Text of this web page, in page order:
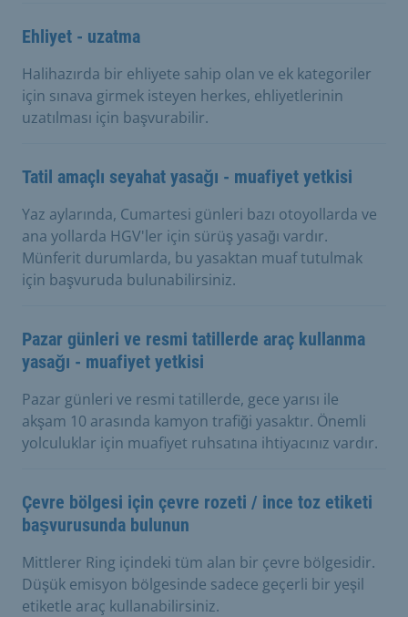
Ehliyet - uzatma
Halihazırda bir ehliyete sahip olan ve ek kategoriler
için sınava girmek isteyen herkes, ehliyetlerinin
uzatılması için başvurabilir.
Tatil amaçlı seyahat yasağı - muafiyet yetkisi
Yaz aylarında, Cumartesi günleri bazı otoyollarda ve
ana yollarda HGV'ler için sürüş yasağı vardır.
Münferit durumlarda, bu yasaktan muaf tutulmak
için başvuruda bulunabilirsiniz.
Pazar günleri ve resmi tatillerde araç kullanma
yasağı - muafiyet yetkisi
Pazar günleri ve resmi tatillerde, gece yarısı ile
akşam 10 arasında kamyon trafiği yasaktır. Önemli
yolculuklar için muafiyet ruhsatına ihtiyacınız vardır.
Çevre bölgesi için çevre rozeti / ince toz etiketi
başvurusunda bulunun
Mittlerer Ring içindeki tüm alan bir çevre bölgesidir.
Düşük emisyon bölgesinde sadece geçerli bir yeşil
etiketle araç kullanabilirsiniz.